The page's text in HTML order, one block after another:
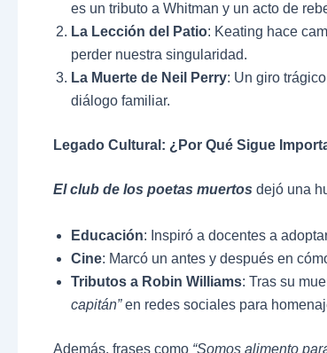
es un tributo a Whitman y un acto de
La Lección del Patio: Keating hace
perder nuestra singularidad.
La Muerte de Neil Perry: Un giro
diálogo familiar.
Legado Cultural: ¿Por Qué Sigue
El club de los poetas muertos dejó una
Educación: Inspiró a docentes a
Cine: Marcó un antes y después en
Tributos a Robin Williams: Tras su
capitán”en redes sociales para
Además, frases como “Somos alimento